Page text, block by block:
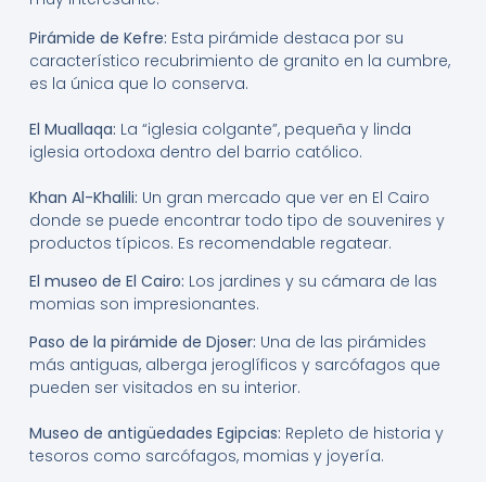
Pirámide de Kefre: Esta pirámide destaca por su
característico recubrimiento de granito en la cumbre,
es la única que lo conserva.
El Muallaqa: La “iglesia colgante”, pequeña y linda
iglesia ortodoxa dentro del barrio católico.
Khan Al-Khalili: Un gran mercado que ver en El Cairo
donde se puede encontrar todo tipo de souvenires y
productos típicos. Es recomendable regatear.
El museo de El Cairo: Los jardines y su cámara de las
momias son impresionantes.
Paso de la pirámide de Djoser: Una de las pirámides
más antiguas, alberga jeroglíficos y sarcófagos que
pueden ser visitados en su interior.
Museo de antigüedades Egipcias: Repleto de historia y
tesoros como sarcófagos, momias y joyería.